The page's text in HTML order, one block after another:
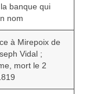
banque qui
nom
à Mirepoix de
Vidal ;
mort le 2